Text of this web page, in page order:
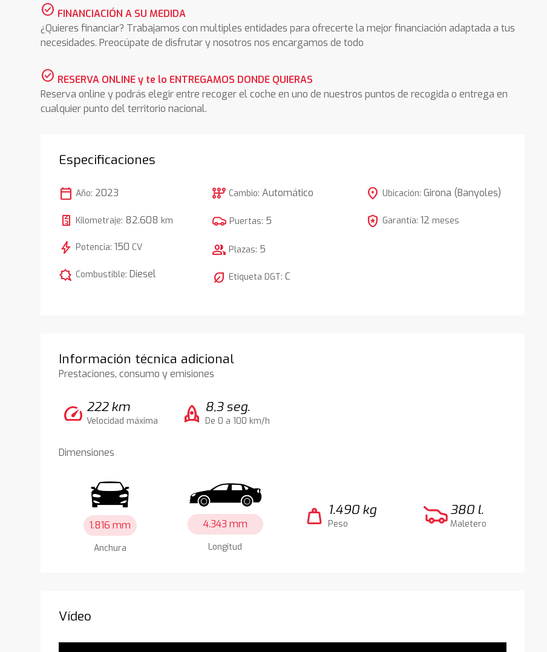
check_circle FINANCIACIÓN A SU MEDIDA
¿Quieres financiar? Trabajamos con multiples entidades para ofrecerte la mejor financiación adaptada a tus
necesidades. Preocúpate de disfrutar y nosotros nos encargamos de todo
check_circle RESERVA ONLINE y te lo ENTREGAMOS DONDE QUIERAS
Reserva online y podrás elegir entre recoger el coche en uno de nuestros puntos de recogida o entrega en
cualquier punto del territorio nacional.
Especificaciones
calendar_today Año: 2023
Kilometraje: 82.608 km
bolt Potencia:150 CV
comic_bubble Combustible:Diesel
auto_transmission Cambio:Automático
Puertas: 5
group Plazas: 5
nest_eco_leaf Etiqueta DGT:C
location_on Ubicación: Girona (Banyoles)
local_police Garantía: 12 meses
Información técnica adicional
Prestaciones, consumo y emisiones
speed 222 km
Velocidad máxima rocket 8,3 seg.
De 0 a 100 km/h
Dimensiones
1.816 mm
Anchura
4.343 mm
Longitud
weight 1.490 kg
Peso
380 l.
Maletero
Vídeo